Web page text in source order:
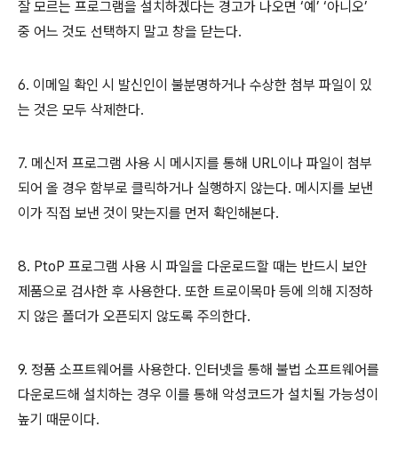
잘 모르는 프로그램을 설치하겠다는 경고가 나오면 ‘예’ ‘아니오’
중 어느 것도 선택하지 말고 창을 닫는다.
6. 이메일 확인 시 발신인이 불분명하거나 수상한 첨부 파일이 있
는 것은 모두 삭제한다.
7. 메신저 프로그램 사용 시 메시지를 통해 URL이나 파일이 첨부
되어 올 경우 함부로 클릭하거나 실행하지 않는다. 메시지를 보낸
이가 직접 보낸 것이 맞는지를 먼저 확인해본다.
8. PtoP 프로그램 사용 시 파일을 다운로드할 때는 반드시 보안
제품으로 검사한 후 사용한다. 또한 트로이목마 등에 의해 지정하
지 않은 폴더가 오픈되지 않도록 주의한다.
9. 정품 소프트웨어를 사용한다. 인터넷을 통해 불법 소프트웨어를
다운로드해 설치하는 경우 이를 통해 악성코드가 설치될 가능성이
높기 때문이다.